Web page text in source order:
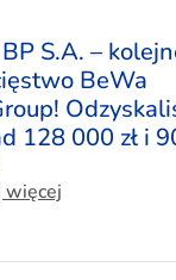
S.A. –
BeWa
128 000 zł i
więcej